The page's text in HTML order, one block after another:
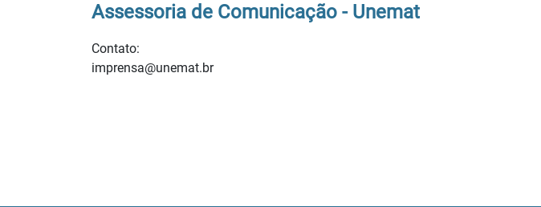
Assessoria de Comunicação - Unemat
Contato:
imprensa@unemat.br